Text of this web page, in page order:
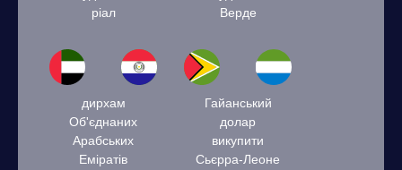
ріал
Верде
дирхам
Об'єднаних
Арабських
Еміратів
Гайанський
долар
викупити
Сьєрра-Леоне